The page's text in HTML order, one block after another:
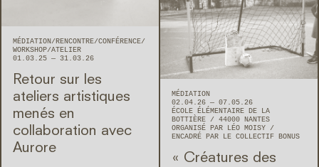
MÉDIATION RENCONTRE/CONFÉRENCE
WORKSHOP/ATELIER
01.03.25 — 31.03.26
Retour sur les
ateliers artistiques
menés en
collaboration avec
Aurore
MÉDIATION
02.04.26 — 07.05.26
ÉCOLE ÉLÉMENTAIRE DE LA
BOTTIÈRE
44000 NANTES
ORGANISÉ PAR LÉO MOISY
ENCADRÉ PAR LE COLLECTIF BONUS
« Créatures des